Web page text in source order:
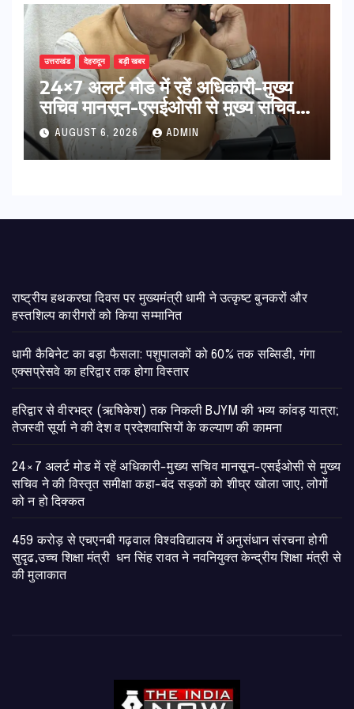
उत्तराखंड देहरादून बड़ी खबर
24×7 अलर्ट मोड में रहें अधिकारी-मुख्य
सचिव मानसून-एसईओसी से मुख्य सचिव ने
की विस्तृत समीक्षा कहा-बंद सड़कों को
शीघ्र खोला जाए, लोगों को न हो दिक्कत
AUGUST 6, 2026 ADMIN
राष्ट्रीय हथकरघा दिवस पर मुख्यमंत्री धामी ने उत्कृष्ट बुनकरों और
हस्तशिल्प कारीगरों को किया सम्मानित
​धामी कैबिनेट का बड़ा फैसला: पशुपालकों को 60% तक सब्सिडी, गंगा
एक्सप्रेसवे का हरिद्वार तक होगा विस्तार
​हरिद्वार से वीरभद्र (ऋषिकेश) तक निकली BJYM की भव्य कांवड़ यात्रा;
तेजस्वी सूर्या ने की देश व प्रदेशवासियों के कल्याण की कामना
24×7 अलर्ट मोड में रहें अधिकारी-मुख्य सचिव मानसून-एसईओसी से मुख्य
सचिव ने की विस्तृत समीक्षा कहा-बंद सड़कों को शीघ्र खोला जाए, लोगों
को न हो दिक्कत
459 करोड़ से एचएनबी गढ़वाल विश्वविद्यालय में अनुसंधान संरचना होगी
सुदृढ,उच्च शिक्षा मंत्री धन सिंह रावत ने नवनियुक्त केन्द्रीय शिक्षा मंत्री से
की मुलाकात